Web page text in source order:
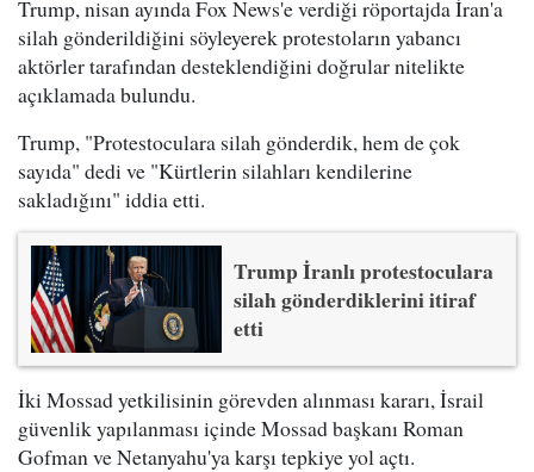
Trump, nisan ayında Fox News'e verdiği röportajda İran'a
silah gönderildiğini söyleyerek protestoların yabancı
aktörler tarafından desteklendiğini doğrular nitelikte
açıklamada bulundu.
Trump, "Protestoculara silah gönderdik, hem de çok
sayıda" dedi ve "Kürtlerin silahları kendilerine
sakladığını" iddia etti.
Trump İranlı protestoculara
silah gönderdiklerini itiraf
etti
İki Mossad yetkilisinin görevden alınması kararı, İsrail
güvenlik yapılanması içinde Mossad başkanı Roman
Gofman ve Netanyahu'ya karşı tepkiye yol açtı.